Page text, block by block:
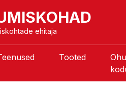
ehitaja
Tooted